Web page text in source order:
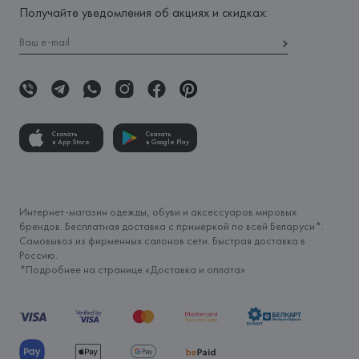
Получайте уведомления об акциях и скидках:
Скачать
в App Store
Скачать
в Google Play
Интернет-магазин одежды, обуви и аксессуаров мировых
брендов. Бесплатная доставка с примеркой по всей Беларуси*.
Самовывоз из фирменных салонов сети. Быстрая доставка в
Россию.
*Подробнее на странице «Доставка и оплата»